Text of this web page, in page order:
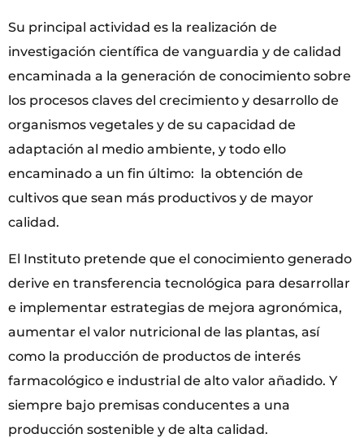
Su principal actividad es la realización de
investigación científica de vanguardia y de calidad
encaminada a la generación de conocimiento sobre
los procesos claves del crecimiento y desarrollo de
organismos vegetales y de su capacidad de
adaptación al medio ambiente, y todo ello
encaminado a un fin último: la obtención de
cultivos que sean más productivos y de mayor
calidad.
El Instituto pretende que el conocimiento generado
derive en transferencia tecnológica para desarrollar
e implementar estrategias de mejora agronómica,
aumentar el valor nutricional de las plantas, así
como la producción de productos de interés
farmacológico e industrial de alto valor añadido. Y
siempre bajo premisas conducentes a una
producción sostenible y de alta calidad.